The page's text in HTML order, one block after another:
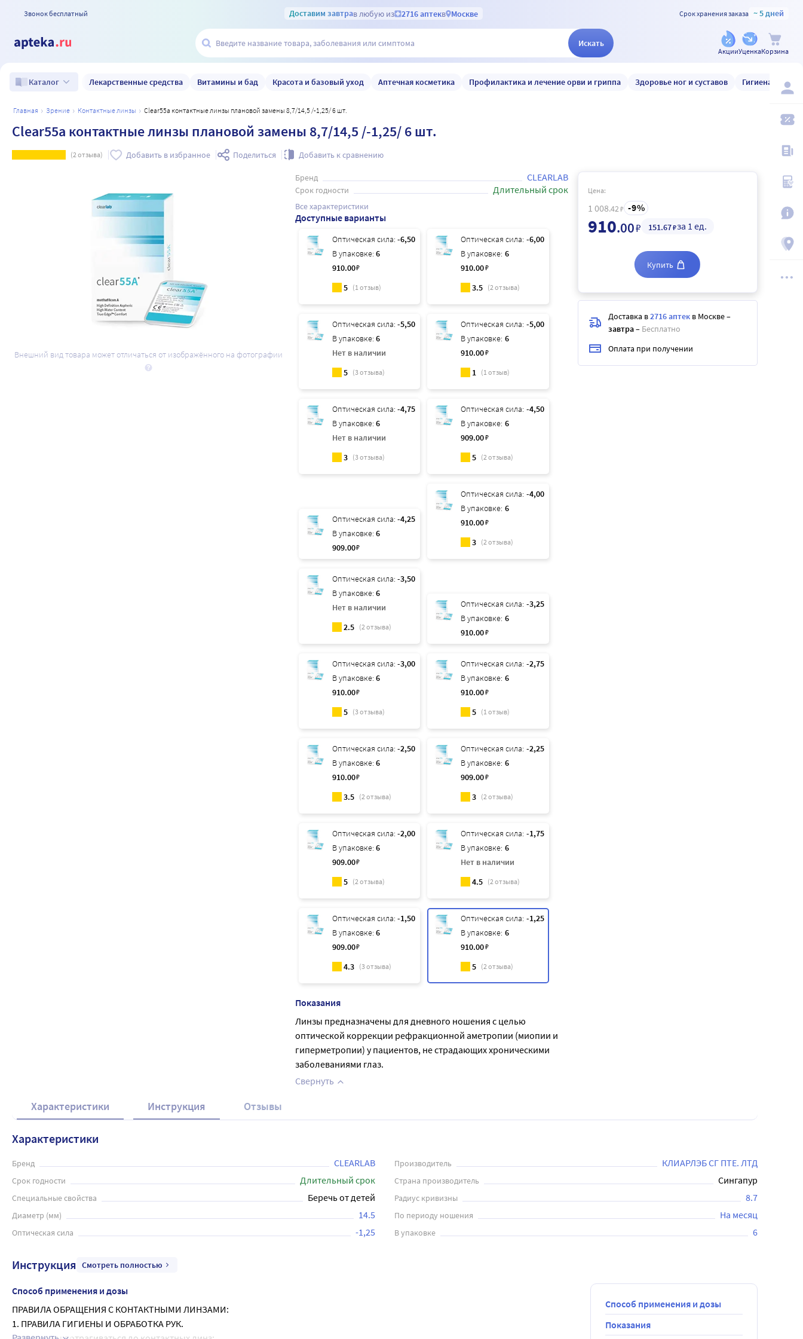
Звонок бесплатный Доставим завтрав любую из 2716 аптекв Москве Срок хранения заказа ~ 5 дней
Искать
АкцииУценкаКорзина
Каталог Лекарственные средства Витамины и бад Красота и базовый уход Аптечная косметика Профилактика и лечение орви и гриппа Здоровье ног и суставов Гигиена и уход
главная зрение контактные линзы Clear55a контактные линзы плановой замены 8,7/14,5 /-1,25/ 6 шт.
Clear55a контактные линзы плановой замены 8,7/14,5 /-1,25/ 6 шт.
(2отзыва) Добавить в избранное Поделиться Добавить к сравнению
Внешний вид товара может отличаться от изображённого на фотографии
Бренд CLEARLAB
Срок годности Длительный срок
Все характеристики
Доступные варианты
Оптическая сила: -6,50
В упаковке: 6
910.00₽
5 (1отзыв)
Оптическая сила: -6,00
В упаковке: 6
910.00₽
3.5 (2отзыва)
Оптическая сила: -5,50
В упаковке: 6
Нет в наличии
5
(3отзыва)
Оптическая сила: -5,00
В упаковке: 6
910.00₽
1 (1отзыв)
Оптическая сила: -4,75
В упаковке: 6
Нет в наличии
3
(3отзыва)
Оптическая сила: -4,50
В упаковке: 6
909.00₽
5 (2отзыва)
Оптическая сила: -4,25
В упаковке: 6
909.00₽
Оптическая сила: -4,00
В упаковке: 6
910.00₽
3 (2отзыва)
Оптическая сила: -3,50
В упаковке: 6
Нет в наличии
2.5
(2отзыва)
Оптическая сила: -3,25
В упаковке: 6
910.00₽
Оптическая сила: -3,00
В упаковке: 6
910.00₽
5 (3отзыва)
Оптическая сила: -2,75
В упаковке: 6
910.00₽
5 (1отзыв)
Оптическая сила: -2,50
В упаковке: 6
910.00₽
3.5 (2отзыва)
Оптическая сила: -2,25
В упаковке: 6
909.00₽
3 (2отзыва)
Оптическая сила: -2,00
В упаковке: 6
909.00₽
5 (2отзыва)
Оптическая сила: -1,75
В упаковке: 6
Нет в наличии
4.5 (2отзыва)
Оптическая сила: -1,50
В упаковке: 6
909.00₽
4.3 (3отзыва)
Оптическая сила: -1,25
В упаковке: 6
910.00₽
5 (2отзыва)
Показания
Линзы предназначены для дневного ношения с целью
оптической коррекции рефракционной аметропии (миопии и
гиперметропии) у пациентов, не страдающих хроническими
заболеваниями глаз.
Свернуть
Цена:
1 008.42 ₽ 9
910.00₽ 151.67₽за 1 ед.
Купить
Доставка в2716 аптек в Москве–
завтра– Бесплатно
Оплата при получении
Характеристики Инструкция Отзывы
Характеристики
Бренд CLEARLAB Производитель КЛИАРЛЭБ СГ ПТЕ. ЛТД
Срок годности Длительный срок Страна производитель Сингапур
Специальные свойства Беречь от детей Радиус кривизны 8.7
Диаметр (мм) 14.5 По периоду ношения На месяц
Оптическая сила -1,25 В упаковке 6
Инструкция Смотреть полностью
Способ применения и дозы
ПРАВИЛА ОБРАЩЕНИЯ С КОНТАКТНЫМИ ЛИНЗАМИ:
1. ПРАВИЛА ГИГИЕНЫ И ОБРАБОТКА РУК.
Способ применения и дозы
Показания